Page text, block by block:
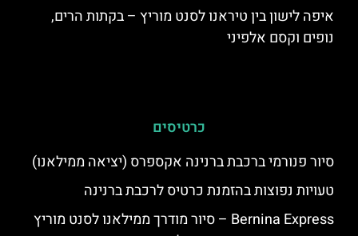
איפה לישון בין טיראנו לסנט מוריץ – בקתות הרים,
נופים וקסם אלפיני
כרטיסים
סיור פנורמי ברכבת ברנינה אקספרס (יציאה ממילאנו)
טעויות נפוצות בהזמנת כרטיס לרכבת ברנינה
Bernina Express – סיור מודרך ממילאנו לסנט מוריץ